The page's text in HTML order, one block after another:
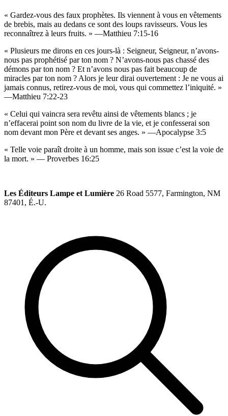
« Gardez-vous des faux prophètes. Ils viennent à vous en vêtements
de brebis, mais au dedans ce sont des loups ravisseurs. Vous les
reconnaîtrez à leurs fruits. » —Matthieu 7:15-16
« Plusieurs me dirons en ces jours-là : Seigneur, Seigneur, n’avons-
nous pas prophétisé par ton nom ? N’avons-nous pas chassé des
démons par ton nom ? Et n’avons nous pas fait beaucoup de
miracles par ton nom ? Alors je leur dirai ouvertement : Je ne vous ai
jamais connus, retirez-vous de moi, vous qui commettez l’iniquité. »
—Matthieu 7:22-23
« Celui qui vaincra sera revêtu ainsi de vêtements blancs ; je
n’effacerai point son nom du livre de la vie, et je confesserai son
nom devant mon Père et devant ses anges. » —Apocalypse 3:5
« Telle voie paraît droite à un homme, mais son issue c’est la voie de
la mort. » — Proverbes 16:25
Les Éditeurs Lampe et Lumière 26 Road 5577, Farmington, NM
87401, É.-U.